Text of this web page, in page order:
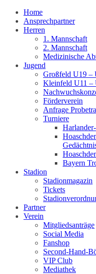
Home
Ansprechpartner
Herren
1. Mannschaft
2. Mannschaft
Medizinische
Jugend
Großfeld U19 –
Kleinfeld U11 –
Förderverein
Anfrage
Turniere
Bayern
Stadion
Stadionmagazin
Tickets
Partner
Verein
Mitgliedsanträge
Social Media
Fanshop
Second-Hand-
VIP Club
Mediathek